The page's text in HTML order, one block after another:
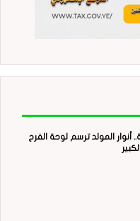
أنوار المولد ترسم لوحة الفرح